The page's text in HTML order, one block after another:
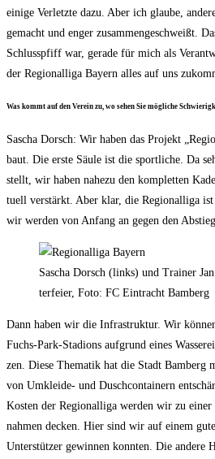
eini­ge Ver­letz­te dazu. Aber ich glau­be,
gemacht und enger zusam­men­ge­schweißt.
Schluss­pfiff war, gera­de für mich als
der Regio­nal­li­ga Bay­ern alles auf uns
Was kommt auf den Ver­ein zu, wo sehen Sie mög­li­che
Sascha Dorsch: Wir haben das Pro­jekt
baut. Die ers­te Säu­le ist die sport­li­che. Da
stellt, wir haben nahe­zu den kom­plet­ten
tu­ell ver­stärkt. Aber klar, die Regio­nal­li­ga ist
wir wer­den von Anfang an gegen den Abstieg
Sascha Dorsch (links) und Trai­ner
ter­fei­er, Foto: FC Ein­tracht Bamberg
Dann haben wir die Infra­struk­tur. Wir
Fuchs-Park-Sta­di­ons auf­grund eines
zen. Die­se The­ma­tik hat die Stadt Bam­berg
von Umklei­de- und Dusch­con­tai­nern
Kos­ten der Regio­nal­li­ga wer­den wir zu
nah­men decken. Hier sind wir auf einem
Unter­stüt­zer gewin­nen konn­ten. Die ande­re